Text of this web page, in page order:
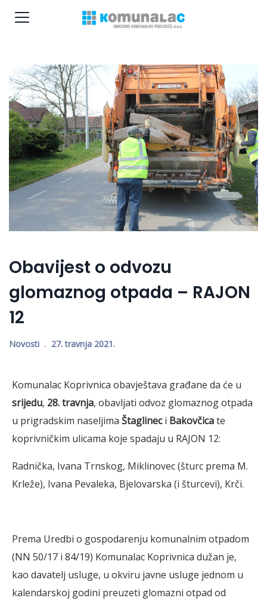
Obavijest o odvozu
glomaznog otpada – RAJON
12
Novosti 27. travnja 2021.
Komunalac Koprivnica obavještava građane da će u
srijedu, 28. travnja, obavljati odvoz glomaznog otpada
u prigradskim naseljima Štaglineci Bakovčicate
koprivničkim ulicama koje spadaju u RAJON 12:
Radnička, Ivana Trnskog, Miklinovec (šturc prema M.
Krleže), Ivana Pevaleka, Bjelovarska (i šturcevi), Krči.
Prema Uredbi o gospodarenju komunalnim otpadom
(NN 50/17 i 84/19) Komunalac Koprivnica dužan je,
kao davatelj usluge, u okviru javne usluge jednom u
kalendarskoj godini preuzeti glomazni otpad od